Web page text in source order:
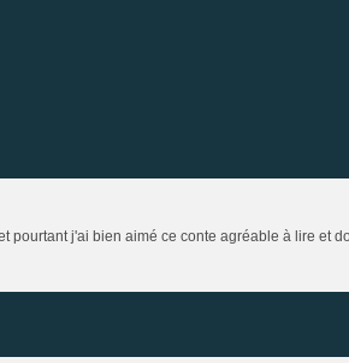
pourtant j'ai bien aimé ce conte agréable à lire et